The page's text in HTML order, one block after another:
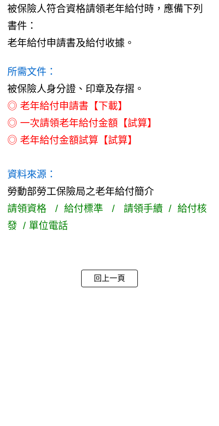
被保險人符合資格請領老年給付時，應備下列
書件：
老年給付申請書及給付收據。
所需文件：
被保險人身分證、印章及存摺。
◎ 老年給付申請書【下載】
◎ 一次請領老年給付金額【試算】
◎ 老年給付金額試算【試算】
資料來源：
勞動部勞工保險局之老年給付簡介
請領資格 / 給付標準 / 請領手續 / 給付核
發 / 單位電話
回上一頁